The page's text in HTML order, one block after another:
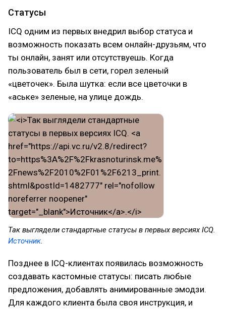
Статусы
ICQ одним из первых внедрил выбор статуса и
возможность показать всем онлайн-друзьям, что
ты онлайн, занят или отсутствуешь. Когда
пользователь был в сети, горел зеленый
«цветочек». Была шутка: если все цветочки в
«аське» зеленые, на улице дождь.
Так выглядели стандартные статусы в первых версиях ICQ.
Источник
Позднее в ICQ-клиентах появилась возможность
создавать кастомные статусы: писать любые
предложения, добавлять анимированные эмодзи.
Для каждого клиента была своя инструкция, и